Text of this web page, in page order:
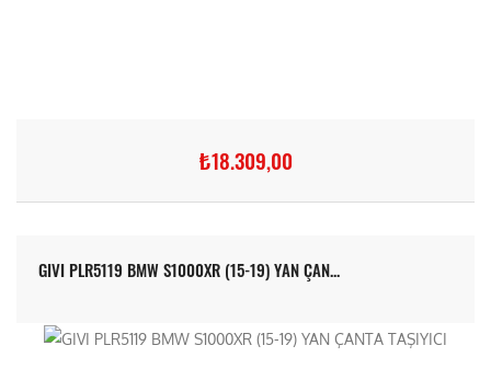
₺18.309,00
GIVI PLR5119 BMW S1000XR (15-19) YAN ÇAN...